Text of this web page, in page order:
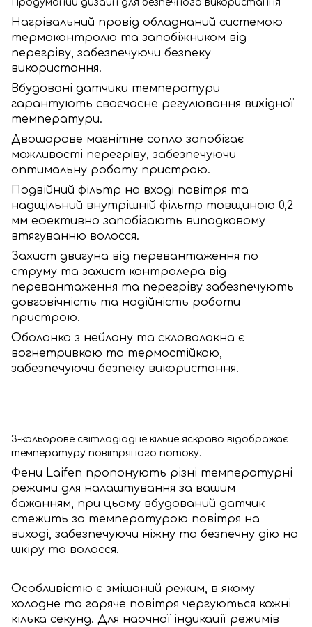
Продуманий дизайн для безпечного використання
Нагрівальний провід обладнаний системою
термоконтролю та запобіжником від
перегріву, забезпечуючи безпеку
використання.
Вбудовані датчики температури
гарантують своєчасне регулювання вихідної
температури.
Двошарове магнітне сопло запобігає
можливості перегріву, забезпечуючи
оптимальну роботу пристрою.
Подвійний фільтр на вході повітря та
надщільний внутрішній фільтр товщиною 0,2
мм ефективно запобігають випадковому
втягуванню волосся.
Захист двигуна від перевантаження по
струму та захист контролера від
перевантаження та перегріву забезпечують
довговічність та надійність роботи
пристрою.
Оболонка з нейлону та скловолокна є
вогнетривкою та термостійкою,
забезпечуючи безпеку використання.
3-кольорове світлодіодне кільце яскраво відображає
температуру повітряного потоку.
Фени Laifen пропонують різні температурні
режими для налаштування за вашим
бажанням, при цьому вбудований датчик
стежить за температурою повітря на
виході, забезпечуючи ніжну та безпечну дію на
шкіру та волосся.
Особливістю є змішаний режим, в якому
холодне та гаряче повітря чергуються кожні
кілька секунд. Для наочної індикації режимів